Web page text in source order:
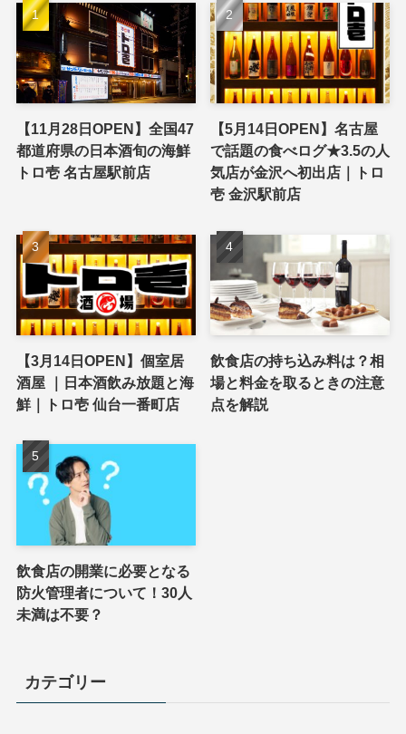
【11月28日OPEN】全国47
都道府県の日本酒旬の海鮮
トロ壱 名古屋駅前店
【5月14日OPEN】名古屋
で話題の食べログ★3.5の人
気店が金沢へ初出店｜トロ
壱 金沢駅前店
【3月14日OPEN】個室居
酒屋 ｜日本酒飲み放題と海
鮮｜トロ壱 仙台一番町店
飲食店の持ち込み料は？相
場と料金を取るときの注意
点を解説
飲食店の開業に必要となる
防火管理者について！30人
未満は不要？
カテゴリー